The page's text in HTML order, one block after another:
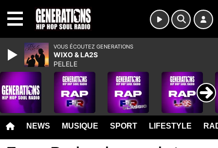
NEWS MUSIQUE SPORT LIFESTYLE
VOUS ÉCOUTEZ GENERATIONS
WIXO & LA2S
PELELE